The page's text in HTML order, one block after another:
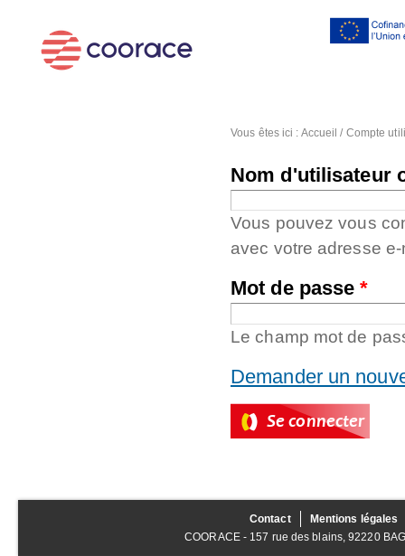
Vous êtes ici : Accueil / Compte
Nom d'utilisateur
Vous pouvez vous
avec votre adresse e-
Mot de passe*
Le champ mot de
Demander un
Contact
Mentions légales
COORACE - 157 rue des blains, 92220